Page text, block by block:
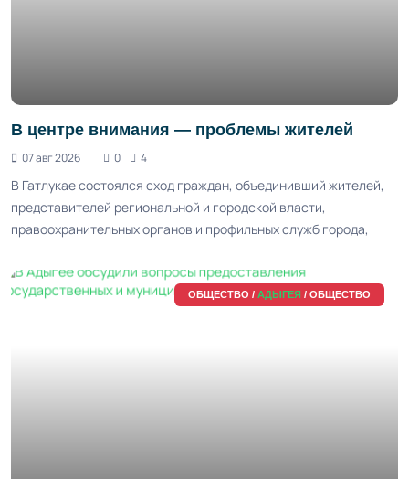
В центре внимания — проблемы жителей
07 авг 2026 0 4
В Гатлукае состоялся сход граждан, объединивший жителей,
представителей региональной и городской власти,
правоохранительных органов и профильных служб города,
ОБЩЕСТВО / АДЫГЕЯ / ОБЩЕСТВО